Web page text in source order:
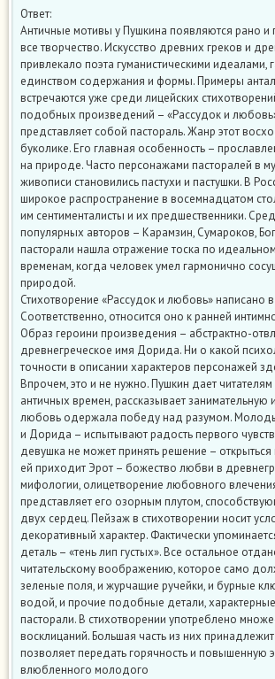
Ответ:
Античные мотивы у Пушкина появляются рано и
все творчество. Искусство древних греков и
привлекало поэта гуманистическими идеалами,
единством содержания и формы. Примеры
встречаются уже среди лицейских
подобных произведений – «Рассудок и
представляет собой пастораль. Жанр этот
буколике. Его главная особенность –
на природе. Часто персонажами пасторалей в
живописи становились пастухи и пастушки. В
широкое распространение в восемнадцатом
им сентименталисты и их предшественники.
популярных авторов – Карамзин, Сумароков,
пасторали нашла отражение тоска по
временам, когда человек умел гармонично
природой.
Стихотворение «Рассудок и любовь» написано
Соответственно, относится оно к ранней
Образ героини произведения – абстрактно-
древнегреческое имя Дорида. Ни о какой
точности в описании характеров персонажей
Впрочем, это и не нужно. Пушкин дает читателям
античных времен, рассказывает занимательную
любовь одержала победу над разумом.
и Дорида – испытывают радость первого
девушка не может принять решение –
ей приходит Эрот – божество любви в
мифологии, олицетворение любовного
представляет его озорным плутом,
двух сердец. Пейзаж в стихотворении носит
декоративный характер. Фактически
деталь – «тень лип густых». Все остальное
читательскому воображению, которое само
зеленые поля, и журчащие ручейки, и бурные
водой, и прочие подобные детали,
пасторали. В стихотворении употреблено
восклицаний. Большая часть из них
позволяет передать горячность и повышенную
влюбленного молодого